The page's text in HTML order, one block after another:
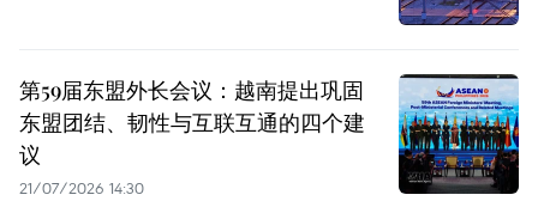
第59届东盟外长会议：越南提出巩固
东盟团结、韧性与互联互通的四个建
议
21/07/2026 14:30